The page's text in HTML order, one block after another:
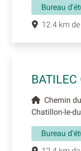
Bureau
12.4 km
BATILEC
Chemin
Chatillon-le-
Bureau